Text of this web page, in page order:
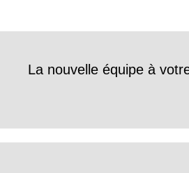
La nouvelle équipe à